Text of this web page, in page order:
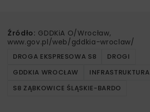
Źródło: GDDKiA O/Wrocław,
www.gov.pl/web/gddkia-wroclaw/
DROGA EKSPRESOWA S8
DROGI
GDDKIA WROCŁAW
S8 ZĄBKOWICE ŚLĄSKIE-BARDO